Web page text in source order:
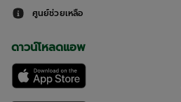
ศูนย์ช่วยเหลือ
ดาวน์โหลดแอพ